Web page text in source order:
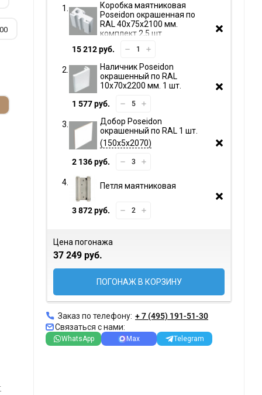
Коробка маятниковая
Poseidon окрашенная по
RAL 40х75х2100 мм.
комплект 2,5 шт.
15 212 руб.
Наличник Poseidon
окрашенный по RAL
10х70х2200 мм. 1 шт.
1 577 руб.
Добор Poseidon
окрашенный по RAL 1 шт.
150х5х2070
2 136 руб.
Петля маятниковая
3 872 руб.
Цена погонажа
37 249 руб.
ПОГОНАЖ В КОРЗИНУ
Заказ по телефону: + 7 (495) 191-51-30
Связаться с нами:
WhatsApp Max Telegram